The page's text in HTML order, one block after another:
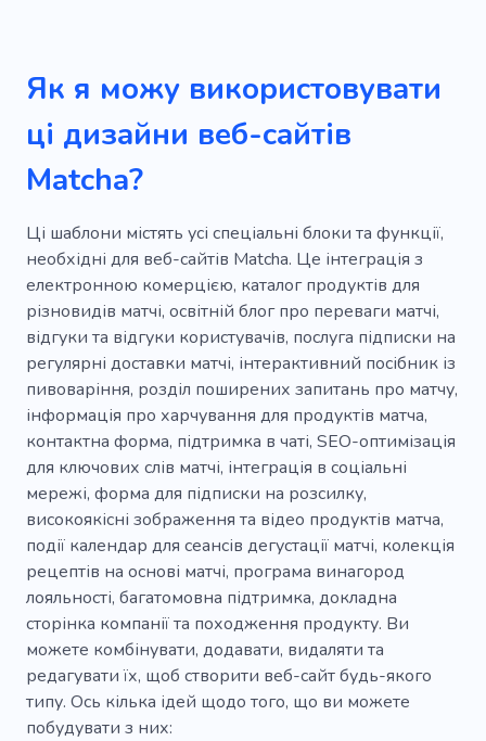
Кафе
Випічка
Вуглеводів
Алкогольні напої
Пиво
Капучіно
Кухонний гарнітур
Латте
Громадське харчування
Винний бар
Салат
Бутерброд
Інгредієнти
Вино
Як я можу використовувати
ці дизайни веб-сайтів
Matcha?
Ці шаблони містять усі спеціальні блоки та функції,
необхідні для веб-сайтів Matcha. Це інтеграція з
електронною комерцією, каталог продуктів для
різновидів матчі, освітній блог про переваги матчі,
відгуки та відгуки користувачів, послуга підписки на
регулярні доставки матчі, інтерактивний посібник із
пивоваріння, розділ поширених запитань про матчу,
інформація про харчування для продуктів матча,
контактна форма, підтримка в чаті, SEO-оптимізація
для ключових слів матчі, інтеграція в соціальні
мережі, форма для підписки на розсилку,
високоякісні зображення та відео продуктів матча,
події календар для сеансів дегустації матчі, колекція
рецептів на основі матчі, програма винагород
лояльності, багатомовна підтримка, докладна
сторінка компанії та походження продукту. Ви
можете комбінувати, додавати, видаляти та
редагувати їх, щоб створити веб-сайт будь-якого
типу. Ось кілька ідей щодо того, що ви можете
побудувати з них: